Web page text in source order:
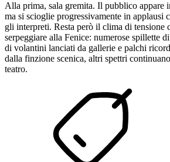
Alla prima, sala gremita. Il pubblico appare
ma si scioglie progressivamente in applausi
gli interpreti. Resta però il clima di tensione
serpeggiare alla Fenice: numerose spillette
di volantini lanciati da gallerie e palchi
dalla finzione scenica, altri spettri
teatro.